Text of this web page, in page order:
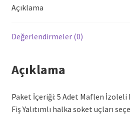
Açıklama
Değerlendirmeler (0)
Açıklama
Paket İçeriği: 5 Adet Maflen İzoleli
Fiş Yalıtımlı halka soket uçları